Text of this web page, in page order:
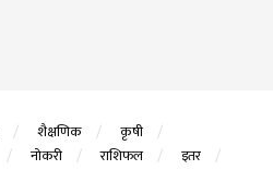
शैक्षणिक
कृषी
नोकरी राशिफल
इतर